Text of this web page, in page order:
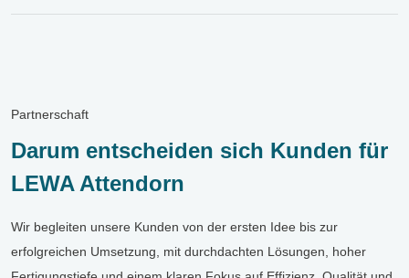
Partnerschaft
Darum entscheiden sich Kunden für
LEWA Attendorn
Wir begleiten unsere Kunden von der ersten Idee bis zur
erfolgreichen Umsetzung, mit durchdachten Lösungen, hoher